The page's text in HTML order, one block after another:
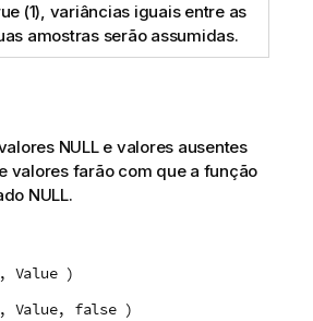
(1), variâncias iguais entre as
amostras serão assumidas.
NULLe valores ausentes
valores farão com que a função
NULL.
Value )
Value, false )